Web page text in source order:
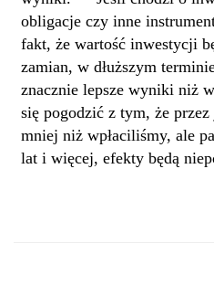
obligacje czy inne
fakt, że wartość inwestycji
zamian, w dłuższym
znacznie lepsze wyniki niż
się pogodzić z tym, że
mniej niż wpłaciliśmy, ale
lat i więcej, efekty będą